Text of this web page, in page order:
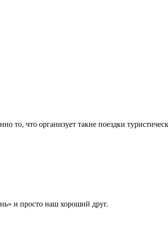
что организует такие поездки
и просто наш хороший друг.